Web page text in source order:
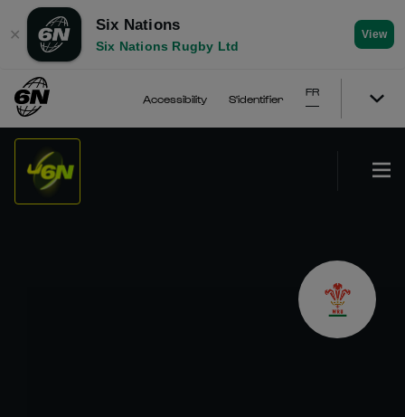
✕
Six Nations
Six Nations Rugby Ltd
View
Accessibility S'identifier
FR